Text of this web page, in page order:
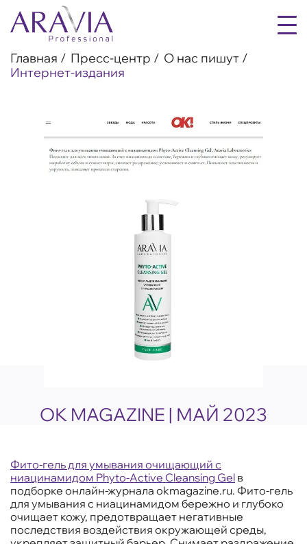
Главная Пресс-центр
О нас пишут
Интернет-издания
ОК MAGAZINE | МАЙ 2023
Фито-гель для умывания очищающий с
ниацинамидом Phyto-Active Cleansing Gel в
подборке онлайн-журнала okmagazine.ru. Фито-гель
для умывания с ниацинамидом бережно и глубоко
очищает кожу, предотвращает негативные
последствия воздействия окружающей среды,